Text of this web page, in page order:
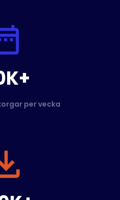
per vecka